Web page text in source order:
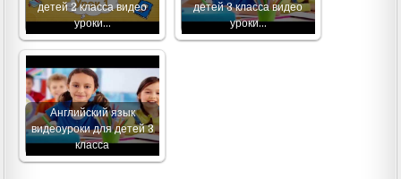
детей 2 класса видео
уроки…
детей 3 класса видео
уроки…
Английский язык
видеоуроки для детей 3
класса